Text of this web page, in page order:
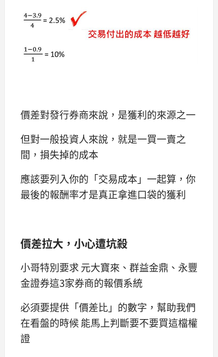
價差對發行券商來說，是獲利的來源之一
但對一般投資人來說，就是一買一賣之
間，損失掉的成本
應該要列入你的「交易成本」一起算，你
最後的報酬率才是真正拿進口袋的獲利
價差拉大，小心遭坑殺
小哥特別要求 元大寶來、群益金鼎、永豐
金證券這3家券商的報價系統
必須要提供「價差比」的數字，幫助我們
在看盤的時候 能馬上判斷要不要買這檔權
證